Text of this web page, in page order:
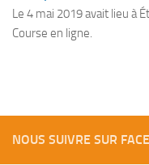
Fosse
Sorties
Le 4 mai 2019 avait lieu à
Course en ligne.
NOUS SUIVRE SUR